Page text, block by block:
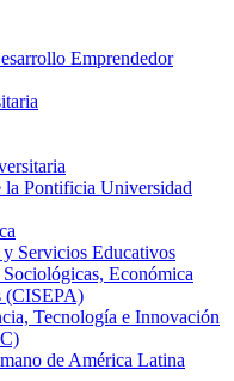
Emprendedor
la Pontificia Universidad
Servicios Educativos
Económica
(CISEPA)
Tecnología e Innovación
de América Latina